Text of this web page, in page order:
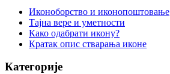
Иконоборство и иконопоштовање
Тајна вере и уметности
Како одабрати икону?
Кратак опис стварања иконе
Категорије